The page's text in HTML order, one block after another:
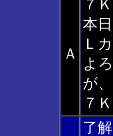
Ａ
７
本
Ｌ
よ
が
７
了